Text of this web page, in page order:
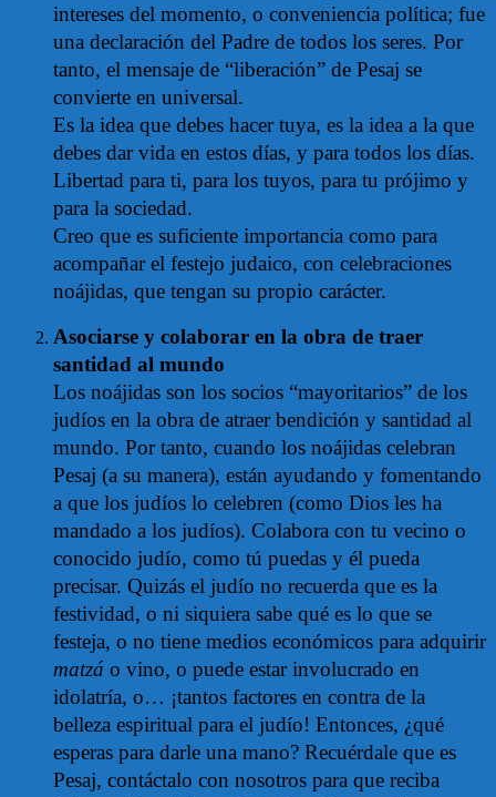
intereses del momento, o conveniencia política; fue
una declaración del Padre de todos los seres. Por
tanto, el mensaje de “liberación” de Pesaj se
convierte en universal.
Es la idea que debes hacer tuya, es la idea a la que
debes dar vida en estos días, y para todos los días.
Libertad para ti, para los tuyos, para tu prójimo y
para la sociedad.
Creo que es suficiente importancia como para
acompañar el festejo judaico, con celebraciones
noájidas, que tengan su propio carácter.
Asociarse y colaborar en la obra de traer
santidad al mundo
Los noájidas son los socios “mayoritarios” de los
judíos en la obra de atraer bendición y santidad al
mundo. Por tanto, cuando los noájidas celebran
Pesaj (a su manera), están ayudando y fomentando
a que los judíos lo celebren (como Dios les ha
mandado a los judíos). Colabora con tu vecino o
conocido judío, como tú puedas y él pueda
precisar. Quizás el judío no recuerda que es la
festividad, o ni siquiera sabe qué es lo que se
festeja, o no tiene medios económicos para adquirir
matzá o vino, o puede estar involucrado en
idolatría, o… ¡tantos factores en contra de la
belleza espiritual para el judío! Entonces, ¿qué
esperas para darle una mano? Recuérdale que es
Pesaj, contáctalo con nosotros para que reciba